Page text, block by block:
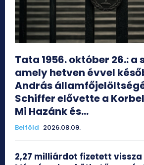
Tata 1956. október 26.: a
amely hetven évvel
András
Schiffer elővette a
Mi Hazánk és...
Belföld 2026.08.09.
2,27 milliárdot fizetett